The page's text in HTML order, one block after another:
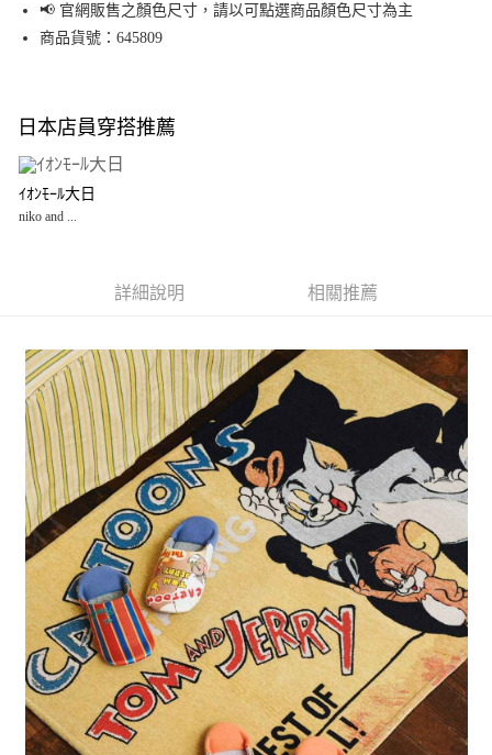
Google Pay
大哥付你分期
相關說明
【大哥付你分期使用說明】
1.本服務由台灣大哥大提供，台灣大哥大用戶可立即使用無須另外申請。
2.付款方式選擇「大哥付你分期」，訂單成立後會自動跳轉到大哥付的交易
流程，驗證手機門號後，選擇欲分期的期數、繳款截止日，確認付款後即完
4.訂單成立30分鐘內，如未前往確認交易或遇審核未通過，訂單將自動取
消。如遇「轉專審核」未通過狀況，表示未達大哥付你分期系統評分，恕無
1.分期款項不併入電信帳單，「大哥付你分期」於每月結算日後寄送繳費提
醒簡訊。
2.透過簡訊連結打開帳單後，可選擇「超商條碼／台灣大直營門市／銀行轉
帳／街口支付／iPASS MONEY」等通路繳費。
【注意事項】
1.本服務係由「台灣大哥大股份有限公司」（以下簡稱本公司）所提供，讓
用戶於交易時，得透過本服務購買商品或服務，並由商店將買賣／分期付款
買賣價金債權讓與本公司後，依約使用本公司帳單繳交帳款。
2.基於同意付款使用「大哥付你分期」之契約關係目的，商店將以您的個人
資料（包含姓名、電話或地址）提供予台灣大哥大進項蒐集、處理及利用，
由本公司與您本人進行分期帳單所需資料之確認、核對及更正。
3.完整用戶服務條款，請詳閱以下連結：
https://oppay.tw/userRule
相關說明
１．簡單：不需註冊會員、不需綁卡、不需儲值。
【「AFTEE先享後付」結帳流程】
１．於結帳方式選擇「AFTEE先享後付」後，將跳轉至「AFTEE先享後付」
結帳頁面，進行簡訊認證並確認金額後，即可完成結帳。
２．訂單成立數日內，您將收到繳費通知簡訊。
３．收到繳費通知簡訊後14天內，點擊此簡訊中的連結，可透過四大超商／
ATM／網路銀行／等多元方式進行付款，方視為交易完成。
※ 請注意：結帳手續完成當下不需立刻繳費，但若您需要取消訂單，請聯絡
購買商品的店家。未經商家同意取消之訂單仍視為有效，需透過AFTEE先享
後付繳納相關費用。
※ 交易是否成功請以「AFTEE先享後付 」之結帳頁面顯示為準，若有關於
是否繳費成功／繳費後需取消欲退款等相關疑問，請聯繫「AFTEE先享後付
客戶支援中心」https://netprotections.freshdesk.com/support/home
【注意事項】
１．透過由恩沛科技股份有限公司提供之「AFTEE先享後付」服務完成之交
易，需依本服務之必要範圍內提供個人資料，並將交易相關給付款項請求債
權轉讓予恩沛科技股份有限公司。
２．關於個人資料處理事宜，請瀏覽以下網址：https://aftee.tw/terms/#terms3
３．未成年的使用者請事先徵得法定代理人或監護人之同意方可使用
「AFTEE先享後付」，若未經同意申辦者引起之損失，本公司不負相關責
📢 官網販售之顏色尺寸，請以可點選商品顏色尺寸為主
商品貨號：645809
日本店員穿搭推薦
ｲｵﾝﾓｰﾙ大日
niko and ...
詳細說明 相關推薦